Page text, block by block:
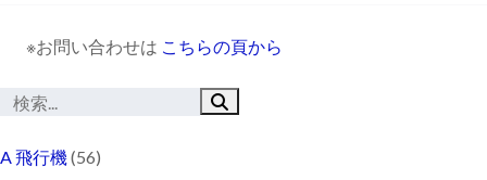
※お問い合わせは こちらの頁から
A 飛行機(56)